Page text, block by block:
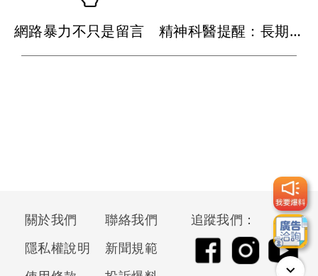
網路暴力不只是留言 精神科醫提醒：長期受攻擊恐引發憂鬱與失眠
關於我們
聯絡我們
隱私權說明
新聞規範
追蹤我們：